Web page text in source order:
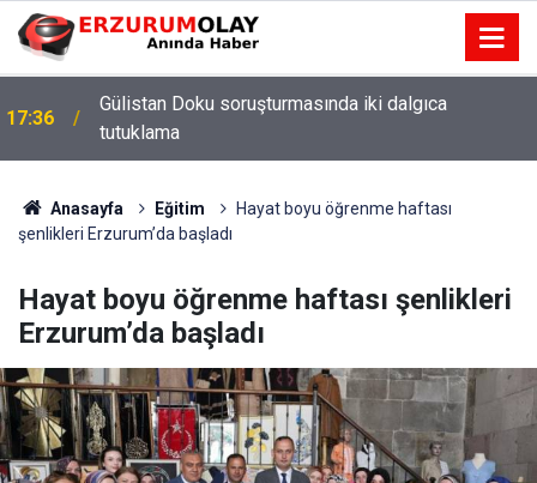
17:36
Gülistan Doku soruşturmasında iki dalgıca
tutuklama
Anasayfa Eğitim
Hayat boyu öğrenme haftası
şenlikleri Erzurum’da başladı
Hayat boyu öğrenme haftası şenlikleri
Erzurum’da başladı